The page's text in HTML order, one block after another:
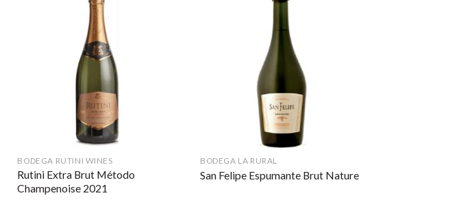
BODEGA RUTINI WINES
Rutini Extra Brut Método
Champenoise 2021
BODEGA LA RURAL
San Felipe Espumante Brut Nature